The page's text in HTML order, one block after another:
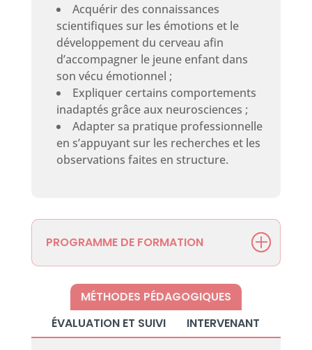
Acquérir des connaissances
scientifiques sur les émotions et le
développement du cerveau afin
d’accompagner le jeune enfant dans
son vécu émotionnel ;
Expliquer certains comportements
inadaptés grâce aux neurosciences ;
Adapter sa pratique professionnelle
en s’appuyant sur les recherches et les
observations faites en structure.
PROGRAMME DE FORMATION
MÉTHODES PÉDAGOGIQUES
ÉVALUATION ET SUIVI
INTERVENANT